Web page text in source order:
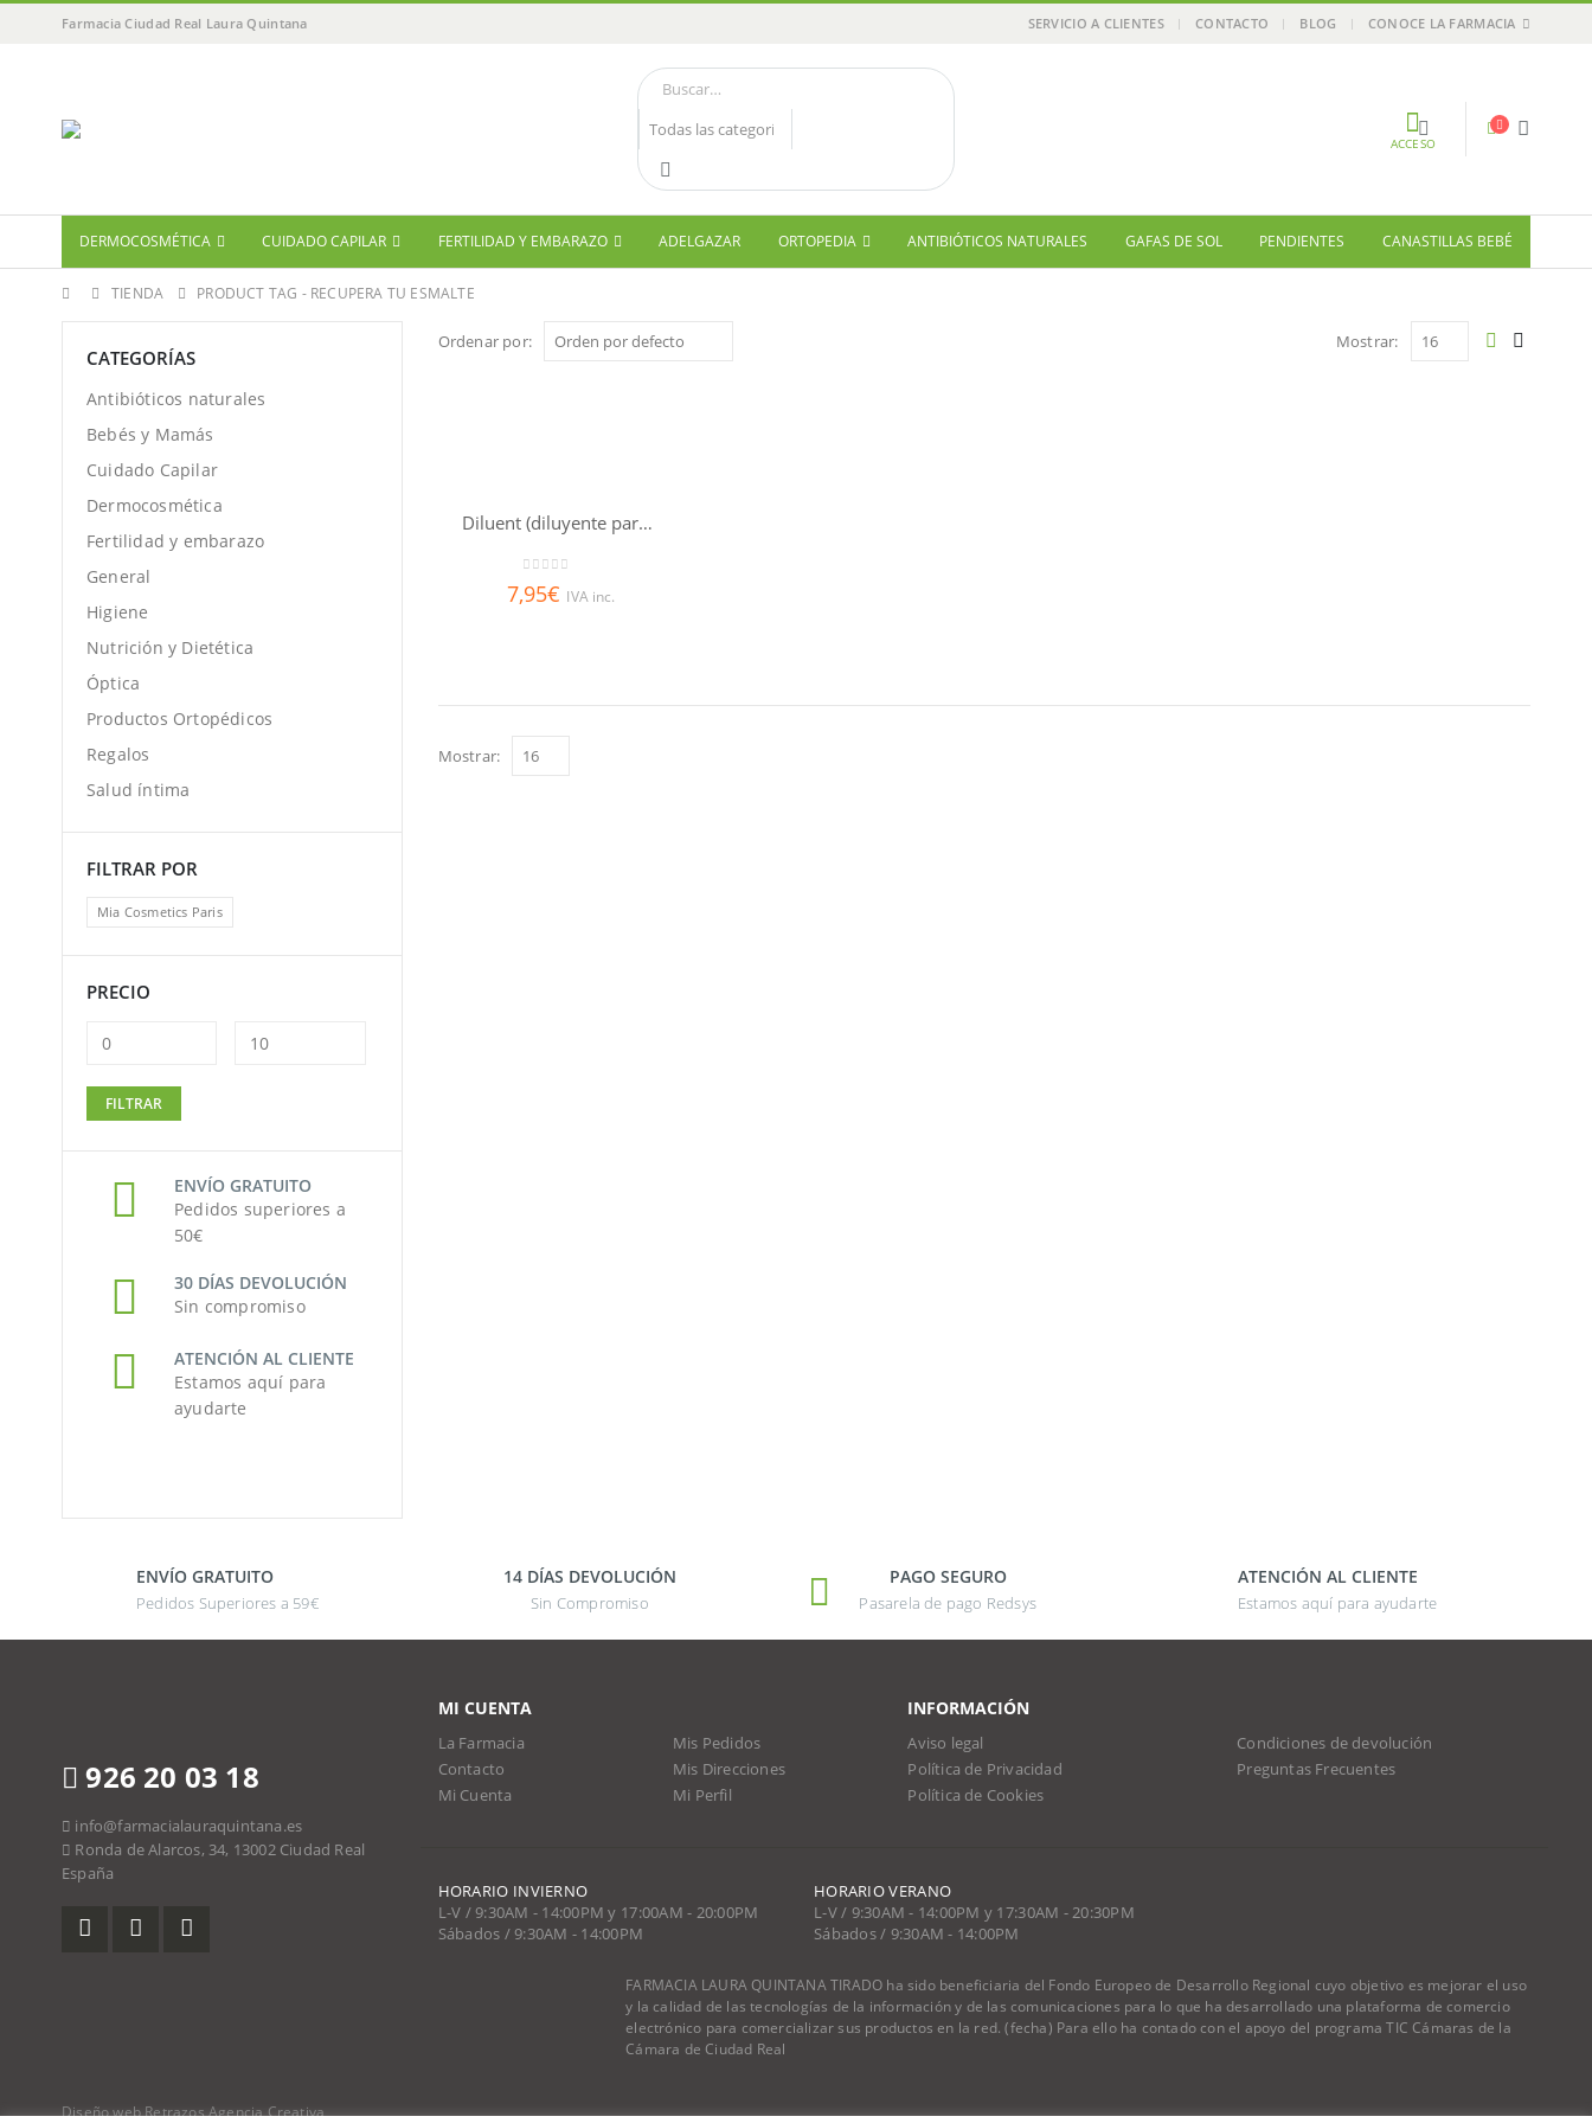
Farmacia Ciudad Real Laura Quintana SERVICIO A CLIENTES CONTACTO BLOG CONOCE LA FARMACIA
ACCESO
DERMOCOSMÉTICA CUIDADO CAPILAR FERTILIDAD Y EMBARAZO ADELGAZAR ORTOPEDIA ANTIBIÓTICOS NATURALES GAFAS DE SOL PENDIENTES CANASTILLAS BEBÉ
TIENDA PRODUCT TAG - RECUPERA TU ESMALTE
Ordenar por: Mostrar:
Diluent (diluyente para esmaltes de uñas) Mia Cosmetics
0out of 5
7,95€ IVA inc.
Mostrar:
CATEGORÍAS
Antibióticos naturales
Bebés y Mamás
Cuidado Capilar
Dermocosmética
Fertilidad y embarazo
General
Higiene
Nutrición y Dietética
Óptica
Productos Ortopédicos
Regalos
Salud íntima
FILTRAR POR
Mia Cosmetics Paris
PRECIO
mínimo
máximo
FILTRAR
ENVÍO GRATUITO
Pedidos superiores a
50€
30 DÍAS DEVOLUCIÓN
Sin compromiso
ATENCIÓN AL CLIENTE
Estamos aquí para
ayudarte
ENVÍO GRATUITO
Pedidos Superiores a 59€
14 DÍAS DEVOLUCIÓN
Sin Compromiso
PAGO SEGURO
Pasarela de pago Redsys
ATENCIÓN AL CLIENTE
Estamos aquí para ayudarte
926 20 03 18
info@farmacialauraquintana.es
Ronda de Alarcos, 34, 13002 Ciudad Real
España
MI CUENTA
La Farmacia
Contacto
Mi Cuenta
Mis Pedidos
Mis Direcciones
Mi Perfil
INFORMACIÓN
Aviso legal
Política de Privacidad
Política de Cookies
Condiciones de devolución
Preguntas Frecuentes
HORARIO INVIERNO
L-V / 9:30AM - 14:00PM y 17:00AM - 20:00PM
Sábados / 9:30AM - 14:00PM
HORARIO VERANO
L-V / 9:30AM - 14:00PM y 17:30AM - 20:30PM
Sábados / 9:30AM - 14:00PM
FARMACIA LAURA QUINTANA TIRADO ha sido beneficiaria del Fondo Europeo de Desarrollo Regional cuyo objetivo es mejorar el uso
y la calidad de las tecnologías de la información y de las comunicaciones para lo que ha desarrollado una plataforma de comercio
electrónico para comercializar sus productos en la red. (fecha) Para ello ha contado con el apoyo del programa TIC Cámaras de la
Cámara de Ciudad Real
Diseño web Retrazos Agencia Creativa